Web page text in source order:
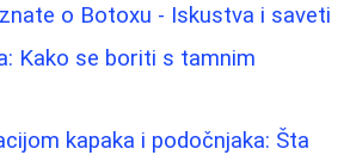
o Botoxu - Iskustva i saveti
Kako se boriti s tamnim
kapaka i podočnjaka: Šta